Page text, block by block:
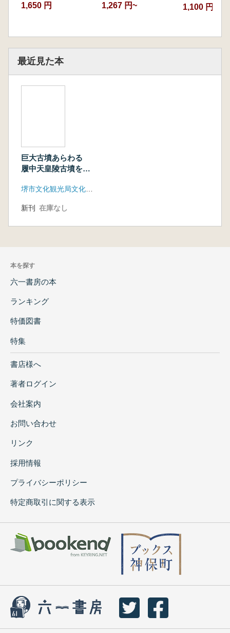
1,650 円 1,267 円~ 1,100 円
最近見た本
巨大古墳あらわる
履中天皇陵古墳を考
新刊 在庫なし
本を探す
六一書房の本
ランキング
特価図書
特集
書店様へ
著者ログイン
会社案内
お問い合わせ
リンク
採用情報
プライバシーポリシー
特定商取引に関する表示